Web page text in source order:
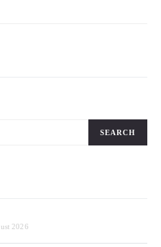
SEARCH
2026